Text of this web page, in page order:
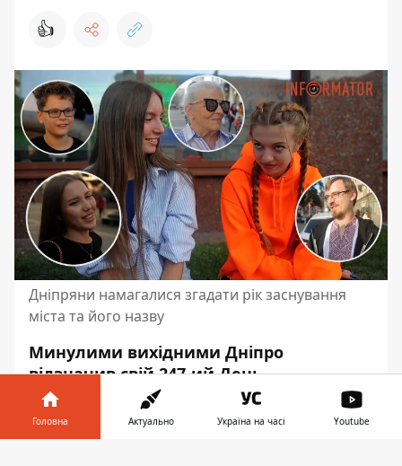
👍
Дніпряни намагалися згадати рік заснування
міста та його назву
Минулими вихідними Дніпро
відзначив свій 247-ий День
народження. Тобто
офіційною датою
заснування міста вважається 1776 рік.
Але тоді Дніпро мав іншу назву -
Головна Актуально Україна на часі Youtube